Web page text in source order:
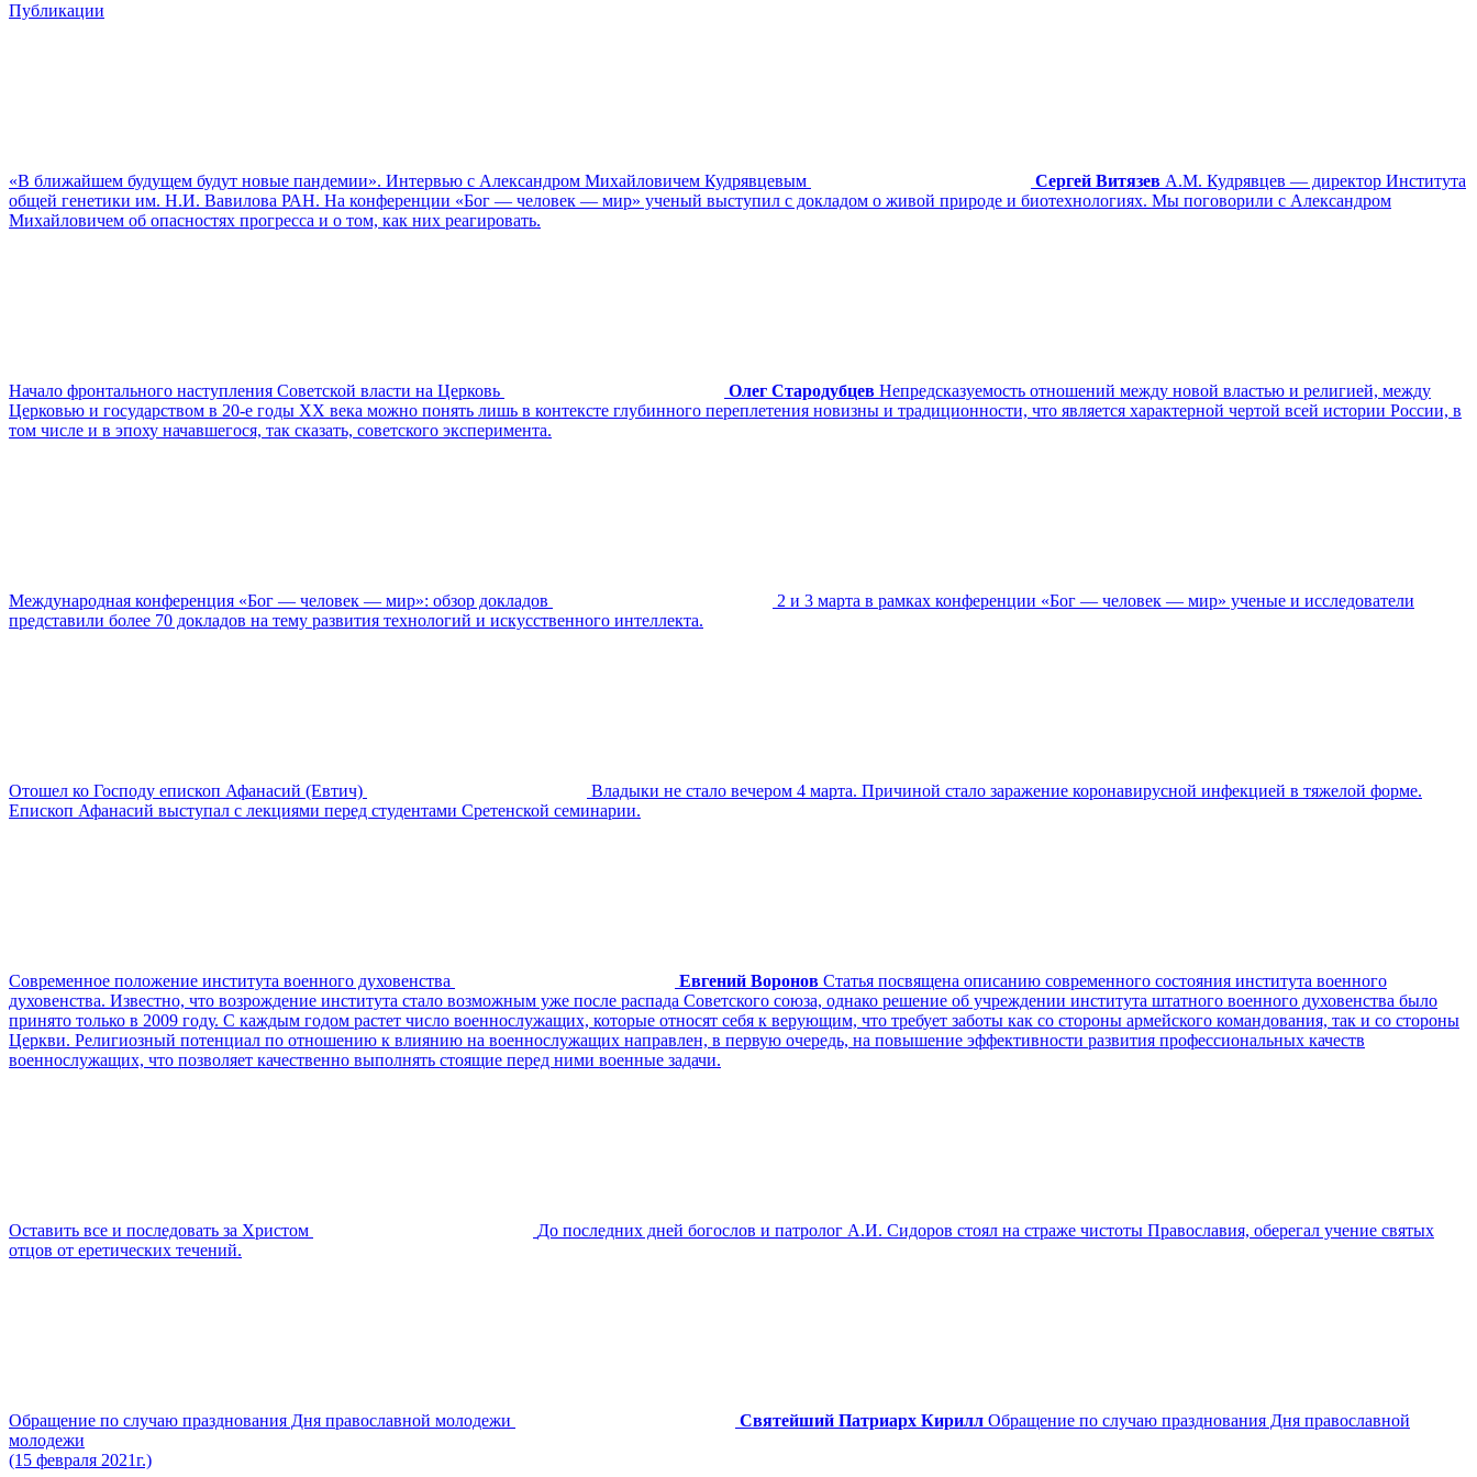
Публикации
«В ближайшем будущем будут новые пандемии». Интервью с Александром Михайловичем Кудрявцевым Сергей Витязев А.М. Кудрявцев — директор Института
общей генетики им. Н.И. Вавилова РАН. На конференции «Бог — человек — мир» ученый выступил с докладом о живой природе и биотехнологиях. Мы поговорили с Александром
Михайловичем об опасностях прогресса и о том, как них реагировать.
Начало фронтального наступления Советской власти на Церковь Олег Стародубцев Непредсказуемость отношений между новой властью и религией, между
Церковью и государством в 20-е годы XX века можно понять лишь в контексте глубинного переплетения новизны и традиционности, что является характерной чертой всей истории России, в
том числе и в эпоху начавшегося, так сказать, советского эксперимента.
Международная конференция «Бог — человек — мир»: обзор докладов
2 и 3 марта в рамках конференции «Бог — человек — мир» ученые и исследователи
представили более 70 докладов на тему развития технологий и искусственного интеллекта.
Отошел ко Господу епископ Афанасий (Евтич)
Владыки не стало вечером 4 марта. Причиной стало заражение коронавирусной инфекцией в тяжелой форме.
Епископ Афанасий выступал с лекциями перед студентами Сретенской семинарии.
Современное положение института военного духовенства Евгений Воронов Статья посвящена описанию современного состояния института военного
духовенства. Известно, что возрождение института стало возможным уже после распада Советского союза, однако решение об учреждении института штатного военного духовенства было
принято только в 2009 году. С каждым годом растет число военнослужащих, которые относят себя к верующим, что требует заботы как со стороны армейского командования, так и со стороны
Церкви. Религиозный потенциал по отношению к влиянию на военнослужащих направлен, в первую очередь, на повышение эффективности развития профессиональных качеств
военнослужащих, что позволяет качественно выполнять стоящие перед ними военные задачи.
Оставить все и последовать за Христом
До последних дней богослов и патролог А.И. Сидоров стоял на страже чистоты Православия, оберегал учение святых
отцов от еретических течений.
Обращение по случаю празднования Дня православной молодежи Святейший Патриарх Кирилл Обращение по случаю празднования Дня православной
молодежи
(15 февраля 2021г.)